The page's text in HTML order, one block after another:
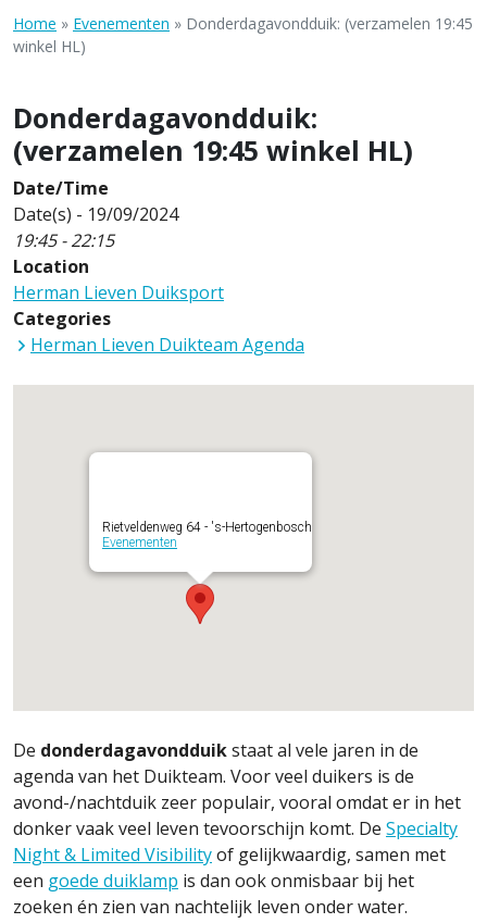
Home » Evenementen » Donderdagavondduik: (verzamelen 19:45
winkel HL)
Donderdagavondduik:
(verzamelen 19:45 winkel HL)
Date/Time
Date(s) - 19/09/2024
19:45 - 22:15
Location
Herman Lieven Duiksport
Categories
Herman Lieven Duikteam Agenda
Rietveldenweg 64 - 's-Hertogenbosch
Evenementen
De donderdagavondduikstaat al vele jaren in de
agenda van het Duikteam. Voor veel duikers is de
avond-/nachtduik zeer populair, vooral omdat er in het
donker vaak veel leven tevoorschijn komt. De Specialty
Night & Limited Visibilityof gelijkwaardig, samen met
een goede duiklamp is dan ook onmisbaar bij het
zoeken én zien van nachtelijk leven onder water.